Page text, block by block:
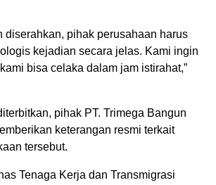
diserahkan, pihak perusahaan harus
kejadian secara jelas. Kami ingin
bisa celaka dalam jam istirahat,”
pihak PT. Trimega Bangun
keterangan resmi terkait
tersebut.
Tenaga Kerja dan Transmigrasi